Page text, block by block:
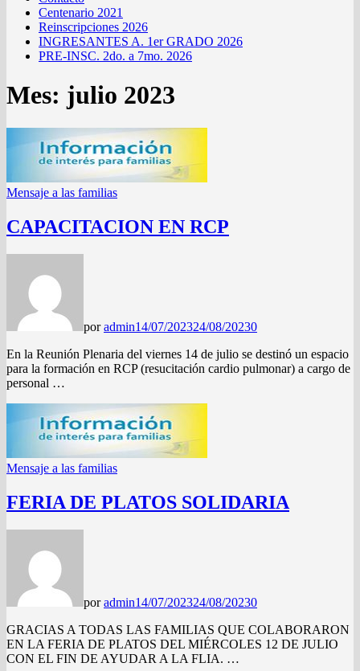
Centenario 2021
Reinscripciones 2026
INGRESANTES A. 1er GRADO 2026
PRE-INSC. 2do. a 7mo. 2026
Mes: julio 2023
Mensaje a las familias
CAPACITACION EN RCP
poradmin14/07/202324/08/20230
En la Reunión Plenaria del viernes 14 de julio se destinó un espacio
para la formación en RCP (resucitación cardio pulmonar) a cargo de
personal …
Mensaje a las familias
FERIA DE PLATOS SOLIDARIA
poradmin14/07/202324/08/20230
GRACIAS A TODAS LAS FAMILIAS QUE COLABORARON
EN LA FERIA DE PLATOS DEL MIÉRCOLES 12 DE JULIO
CON EL FIN DE AYUDAR A LA FLIA. …